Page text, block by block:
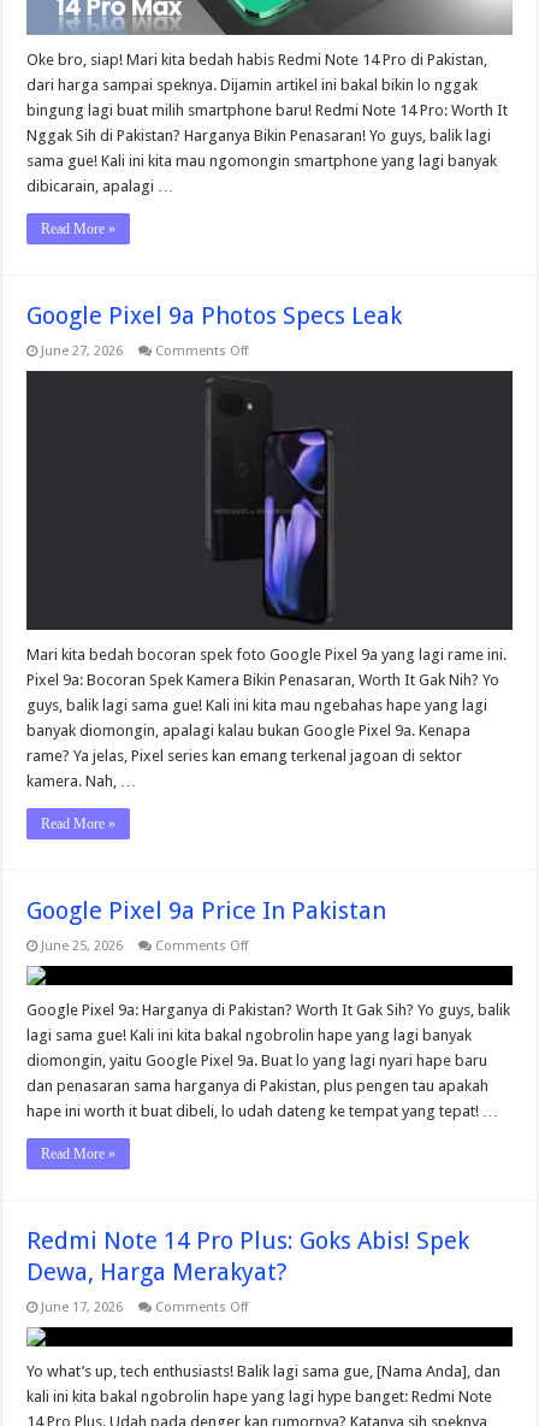
Oke bro, siap! Mari kita bedah habis Redmi Note 14 Pro di Pakistan,
dari harga sampai speknya. Dijamin artikel ini bakal bikin lo nggak
bingung lagi buat milih smartphone baru! Redmi Note 14 Pro: Worth It
Nggak Sih di Pakistan? Harganya Bikin Penasaran! Yo guys, balik lagi
sama gue! Kali ini kita mau ngomongin smartphone yang lagi banyak
dibicarain, apalagi …
Read More »
Google Pixel 9a Photos Specs Leak
June 27, 2026 Comments Offon
Pixel
Photos
Specs
Leak
Mari kita bedah bocoran spek foto Google Pixel 9a yang lagi rame ini.
Pixel 9a: Bocoran Spek Kamera Bikin Penasaran, Worth It Gak Nih? Yo
guys, balik lagi sama gue! Kali ini kita mau ngebahas hape yang lagi
banyak diomongin, apalagi kalau bukan Google Pixel 9a. Kenapa
rame? Ya jelas, Pixel series kan emang terkenal jagoan di sektor
kamera. Nah, …
Read More »
Google Pixel 9a Price In Pakistan
June 25, 2026 Comments Offon
Price
Pakistan
Google Pixel 9a: Harganya di Pakistan? Worth It Gak Sih? Yo guys, balik
lagi sama gue! Kali ini kita bakal ngobrolin hape yang lagi banyak
diomongin, yaitu Google Pixel 9a. Buat lo yang lagi nyari hape baru
dan penasaran sama harganya di Pakistan, plus pengen tau apakah
hape ini worth it buat dibeli, lo udah dateng ke tempat yang tepat! …
Read More »
Redmi Note 14 Pro Plus: Goks Abis! Spek
Dewa, Harga Merakyat?
June 17, 2026 Comments Offon
Pro
Goks
Abis!
Yo what’s up, tech enthusiasts! Balik lagi sama gue, [Nama Anda], dan
kali ini kita bakal ngobrolin hape yang lagi hype banget: Redmi Note
14 Pro Plus. Udah pada denger kan rumornya? Katanya sih speknya